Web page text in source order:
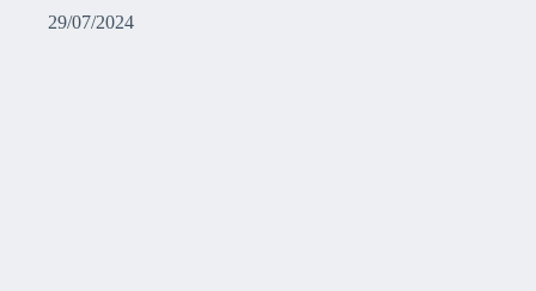
29/07/2024